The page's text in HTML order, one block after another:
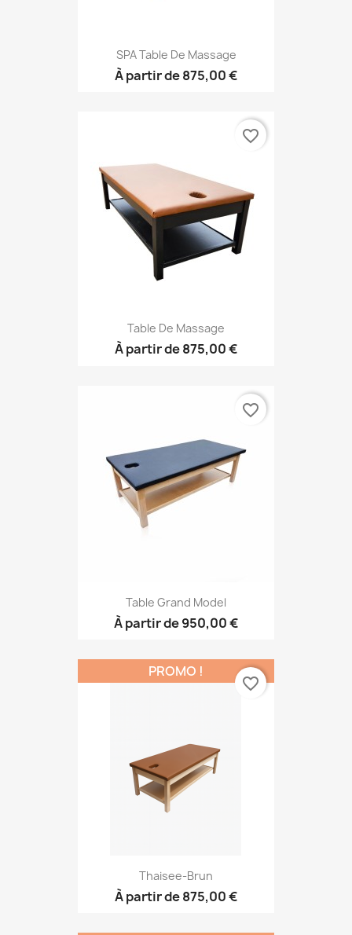
SPA Table De Massage
À partir de875,00 €
Table De Massage
À partir de875,00 €
favorite_border
Table Grand Model
À partir de950,00 €
favorite_border
Thaisee-Brun
À partir de875,00 €
PROMO !
favorite_border